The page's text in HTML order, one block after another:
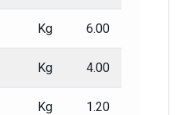
Kg 6.00
Kg 4.00
Kg 1.20